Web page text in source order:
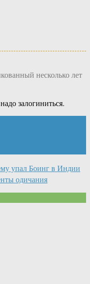
несколько лет
залогиниться.
упал Боинг в Индии
одичания